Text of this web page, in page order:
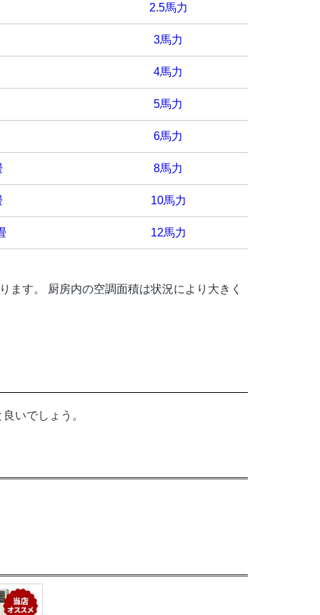
2.5馬力
3馬力
4馬力
5馬力
6馬力
8馬力
10馬力
12馬力
ます。 厨房内の空調面積は状況により大きく
いでしょう。